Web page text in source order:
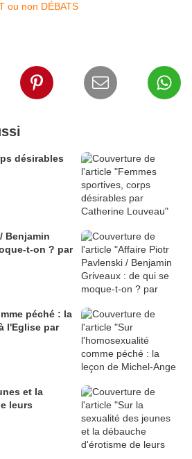
ou non DÉBATS
désirables
Benjamin
t-on ? par
péché : la
l'Eglise par
et la
leurs